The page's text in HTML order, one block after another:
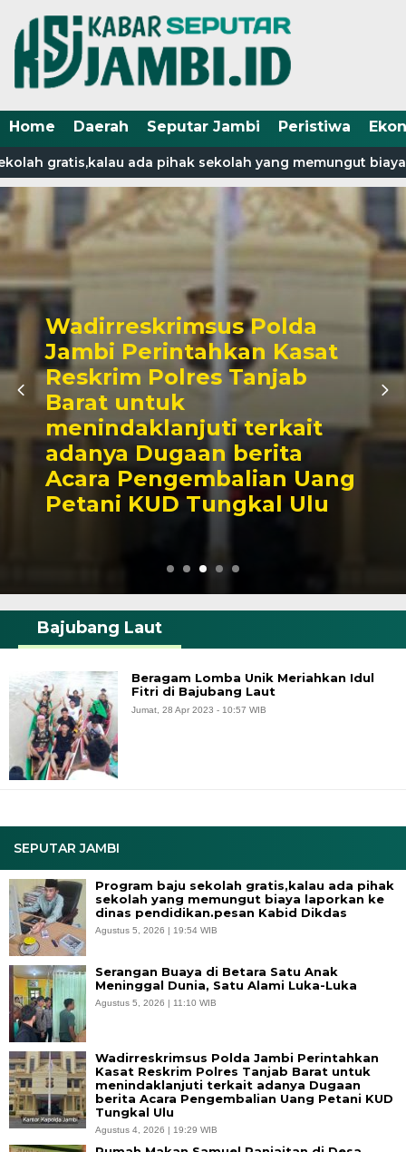
Home Daerah Seputar Jambi Peristiwa
gratis,kalau ada pihak sekolah yang memungut
Wadirreskrimsus Polda
Jambi Perintahkan Kasat
Reskrim Polres Tanjab
Barat untuk
menindaklanjuti terkait
adanya Dugaan berita
Acara Pengembalian Uang
Petani KUD Tungkal Ulu
SEPUTAR JAMBI
Program baju sekolah gratis,kalau ada pihak
sekolah yang memungut biaya laporkan ke
dinas pendidikan.pesan Kabid Dikdas
Agustus 5, 2026 | 19:54 WIB
Serangan Buaya di Betara Satu Anak
Meninggal Dunia, Satu Alami Luka-Luka
Agustus 5, 2026 | 11:10 WIB
Wadirreskrimsus Polda Jambi Perintahkan
Kasat Reskrim Polres Tanjab Barat untuk
menindaklanjuti terkait adanya Dugaan
berita Acara Pengembalian Uang Petani KUD
Tungkal Ulu
Agustus 4, 2026 | 19:29 WIB
Bajubang Laut
Beragam Lomba Unik Meriahkan Idul
Fitri di Bajubang Laut
Jumat, 28 Apr 2023 - 10:57 WIB